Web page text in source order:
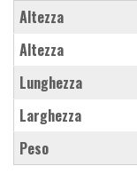
Altezza
Altezza
Lunghezza
Larghezza
Peso